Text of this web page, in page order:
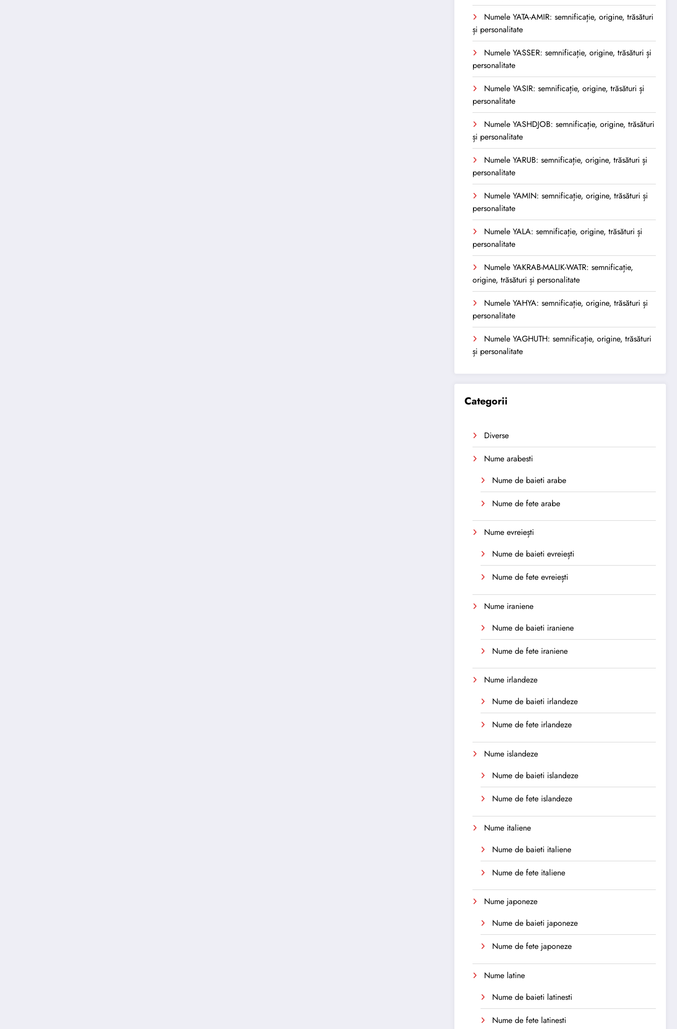
Numele YATA-AMIR: semnificație, origine, trăsături
și personalitate
Numele YASSER: semnificație, origine, trăsături și
personalitate
Numele YASIR: semnificație, origine, trăsături și
personalitate
Numele YASHDJOB: semnificație, origine, trăsături
și personalitate
Numele YARUB: semnificație, origine, trăsături și
personalitate
Numele YAMIN: semnificație, origine, trăsături și
personalitate
Numele YALA: semnificație, origine, trăsături și
personalitate
Numele YAKRAB-MALIK-WATR: semnificație,
origine, trăsături și personalitate
Numele YAHYA: semnificație, origine, trăsături și
personalitate
Numele YAGHUTH: semnificație, origine, trăsături
și personalitate
Categorii
Diverse
Nume arabesti
Nume de baieti arabe
Nume de fete arabe
Nume evreiești
Nume de baieti evreiești
Nume de fete evreiești
Nume iraniene
Nume de baieti iraniene
Nume de fete iraniene
Nume irlandeze
Nume de baieti irlandeze
Nume de fete irlandeze
Nume islandeze
Nume de baieti islandeze
Nume de fete islandeze
Nume italiene
Nume de baieti italiene
Nume de fete italiene
Nume japoneze
Nume de baieti japoneze
Nume de fete japoneze
Nume latine
Nume de baieti latinesti
Nume de fete latinesti